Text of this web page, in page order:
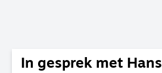
In gesprek met Hans